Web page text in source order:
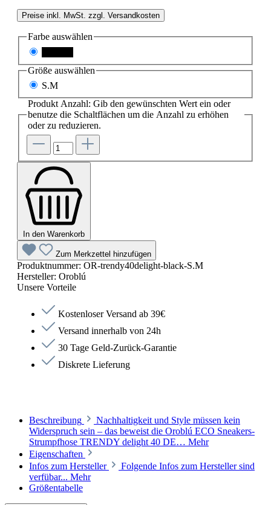
Preise inkl. MwSt. zzgl. Versandkosten
Farbe auswählen
Größe auswählen
S.M
Produkt Anzahl: Gib den gewünschten Wert ein oder
benutze die Schaltflächen um die Anzahl zu erhöhen
oder zu reduzieren.
In den Warenkorb
Zum Merkzettel hinzufügen
Produktnummer: OR-trendy40delight-black-S.M
Hersteller: Oroblú
Unsere Vorteile
Kostenloser Versand ab 39€
Versand innerhalb von 24h
30 Tage Geld-Zurück-Garantie
Diskrete Lieferung
Beschreibung
Nachhaltigkeit und Style müssen kein
Widerspruch sein – das beweist die Oroblú ECO Sneakers-
Strumpfhose TRENDY delight 40 DE… Mehr
Eigenschaften
Infos zum Hersteller
Folgende Infos zum Hersteller sind
verfübar... Mehr
Größentabelle